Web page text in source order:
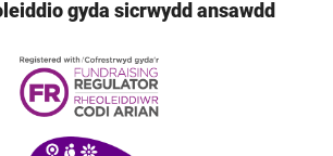
gyda sicrwydd ansawdd